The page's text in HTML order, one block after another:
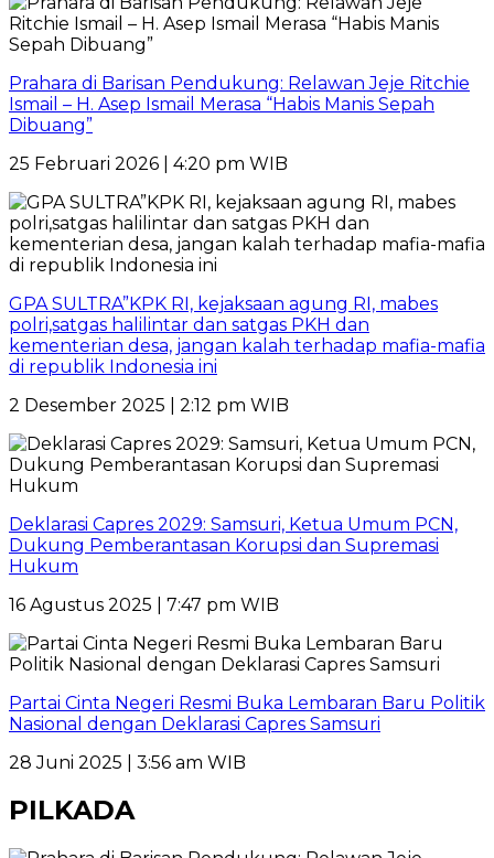
Prahara di Barisan Pendukung: Relawan Jeje Ritchie
Ismail – H. Asep Ismail Merasa “Habis Manis Sepah
Dibuang”
25 Februari 2026 | 4:20 pm WIB
GPA SULTRA”KPK RI, kejaksaan agung RI, mabes
polri,satgas halilintar dan satgas PKH dan
kementerian desa, jangan kalah terhadap mafia-mafia
di republik Indonesia ini
2 Desember 2025 | 2:12 pm WIB
Deklarasi Capres 2029: Samsuri, Ketua Umum PCN,
Dukung Pemberantasan Korupsi dan Supremasi
Hukum
16 Agustus 2025 | 7:47 pm WIB
Partai Cinta Negeri Resmi Buka Lembaran Baru Politik
Nasional dengan Deklarasi Capres Samsuri
28 Juni 2025 | 3:56 am WIB
PILKADA